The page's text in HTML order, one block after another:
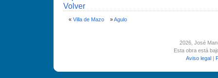
Volver
« Villa de Mazo»Agulo
2026, José
Esta obra está
Aviso legal |